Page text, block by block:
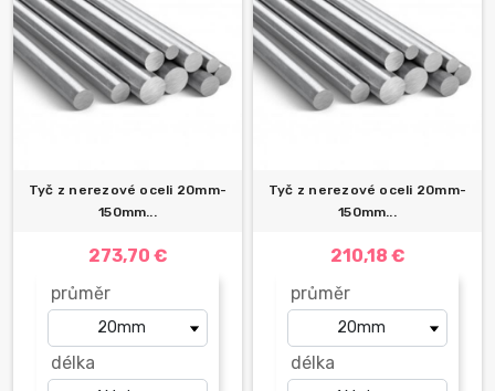
Tyč z nerezové oceli 20mm-
150mm...
273,70 €
průměr
délka
Tyč z nerezové oceli 20mm-
150mm...
210,18 €
průměr
délka